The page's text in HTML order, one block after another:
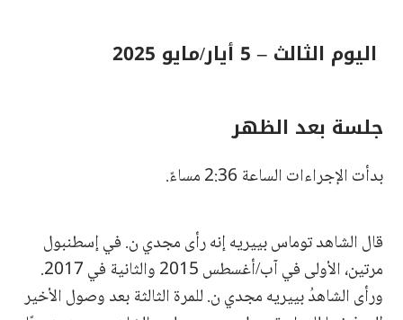
اليوم الثالث – 5 أيار/مايو 2025
جلسة بعد الظهر
بدأت الإجراءات الساعة 2:36 مساءً.
قال الشاهد توماس بييريه إنه رأى مجدي ن. في إسطنبول
مرتين، الأولى في آب/أغسطس 2015 والثانية في 2017.
ورأى الشاهدُ بييريه مجدي ن. للمرة الثالثة بعد وصول الأخير